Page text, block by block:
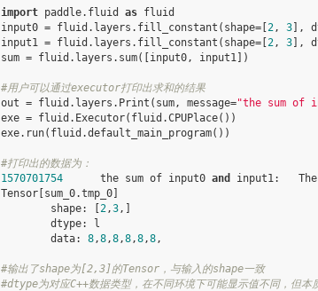
import paddle.fluid as fluid
input0 = fluid . layers . fill_constant ( shape= 2, 3 ],
input1 = fluid . layers . fill_constant ( shape= 2, 3 ],
sum = fluid . layers . sum([ input0, input1 ])
#用户可以通过executor打印出求和的结果
out = fluid . layers . Print ( sum, message="the sum of
exe = fluid . Executor( fluid .CPUPlace())
exe. run( fluid .default_main_program())
#打印出的数据为：
1570701754
the sum of input0 and input1: The
Tensor sum_0.tmp_0
shape: 2,3,]
dtype:
l
data: 8,8,8,8,8,8,
#输出了shape为[2,3]的Tensor，与输入的shape一致
#dtype为对应C++数据类型，在不同环境下可能显示值不同，但本